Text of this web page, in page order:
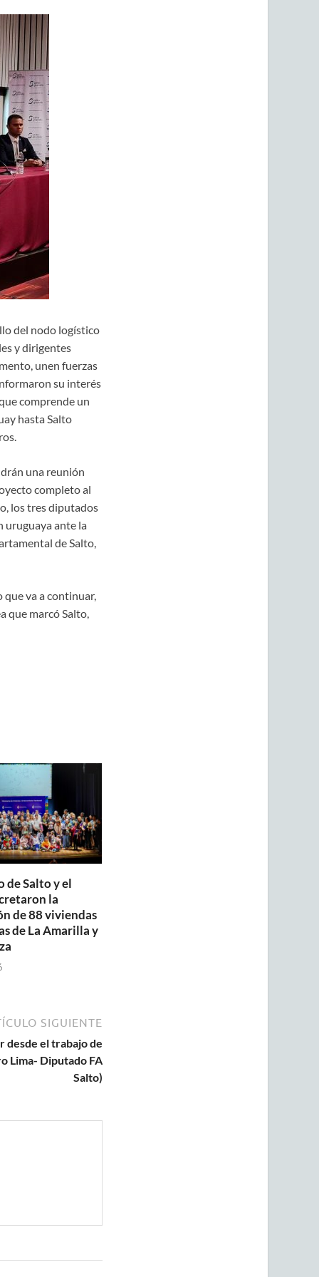
del nodo logístico
y dirigentes
unen fuerzas
su interés
comprende un
hasta Salto
una reunión
completo al
los tres diputados
uruguaya ante la
de Salto,
que va a continuar,
que marcó Salto,
de Salto y el
la
de 88 viviendas
de La Amarilla y
SIGUIENTE
desde el trabajo de
Lima- Diputado FA
Salto)